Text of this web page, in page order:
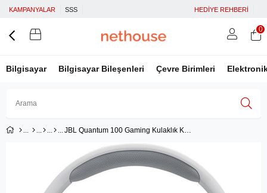
KAMPANYALAR SSS HEDİYE REHBERİ
Bilgisayar Bilgisayar Bileşenleri Çevre Birimleri
Üye Girişi Facebook İle Bağlan
Google İle Bağlan
0
JBL Quantum 100 Gaming Kulaklık Kablolu Beyaz Jb.jblquantum100wht